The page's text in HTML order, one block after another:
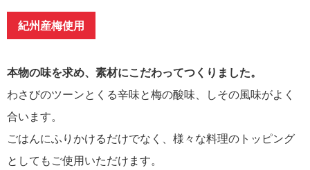
紀州産梅使用
本物の味を求め、素材にこだわってつくりました。
わさびのツーンとくる辛味と梅の酸味、しその風味がよく
合います。
ごはんにふりかけるだけでなく、様々な料理のトッピング
としてもご使用いただけます。